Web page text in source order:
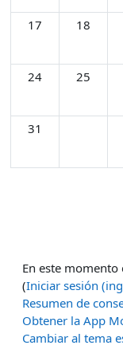
Sin eventos,
17 Sin
18
Sin eventos,
24 Sin
25
Sin eventos,
31
En este momento
(Iniciar sesión
Resumen de
Obtener la App
Cambiar al tema